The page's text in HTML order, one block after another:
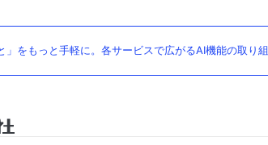
」をもっと手軽に。各サービスで広がるAI機能の取り